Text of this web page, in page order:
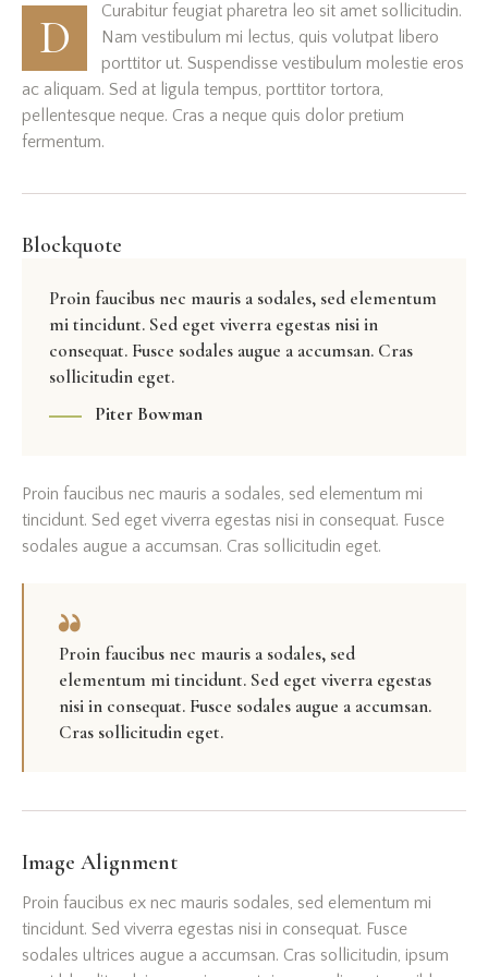
D
Curabitur feugiat pharetra leo sit amet sollicitudin.
Nam vestibulum mi lectus, quis volutpat libero
porttitor ut. Suspendisse vestibulum molestie eros
ac aliquam. Sed at ligula tempus, porttitor tortora,
pellentesque neque. Cras a neque quis dolor pretium
fermentum.
Blockquote
Proin faucibus nec mauris a sodales, sed elementum
mi tincidunt. Sed eget viverra egestas nisi in
consequat. Fusce sodales augue a accumsan. Cras
sollicitudin eget.
Piter Bowman
Proin faucibus nec mauris a sodales, sed elementum mi
tincidunt. Sed eget viverra egestas nisi in consequat. Fusce
sodales augue a accumsan. Cras sollicitudin eget.
Proin faucibus nec mauris a sodales, sed
elementum mi tincidunt. Sed eget viverra egestas
nisi in consequat. Fusce sodales augue a accumsan.
Cras sollicitudin eget.
Image Alignment
Proin faucibus ex nec mauris sodales, sed elementum mi
tincidunt. Sed viverra egestas nisi in consequat. Fusce
sodales ultrices augue a accumsan. Cras sollicitudin, ipsum